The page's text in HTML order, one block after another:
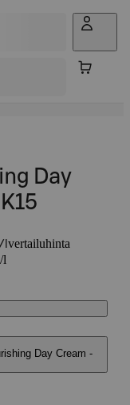
Day
l vertailuhinta
l
Day Cream -